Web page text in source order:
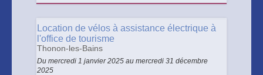
course de draisienne. Inscription à l'office du
Location de vélos à assistance électrique à
l'office de tourisme
Thonon-les-Bains
Du mercredi 1 janvier 2025 au mercredi 31 décembre
2025